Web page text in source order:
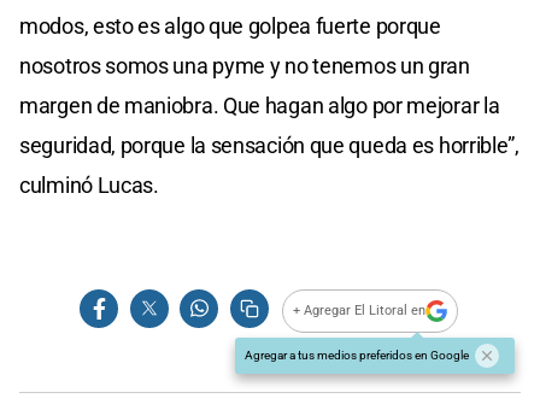
modos, esto es algo que golpea fuerte porque
nosotros somos una pyme y no tenemos un gran
margen de maniobra. Que hagan algo por mejorar la
seguridad, porque la sensación que queda es horrible”,
culminó Lucas.
+ Agregar El Litoral en
Agregar a tus medios preferidos en Google